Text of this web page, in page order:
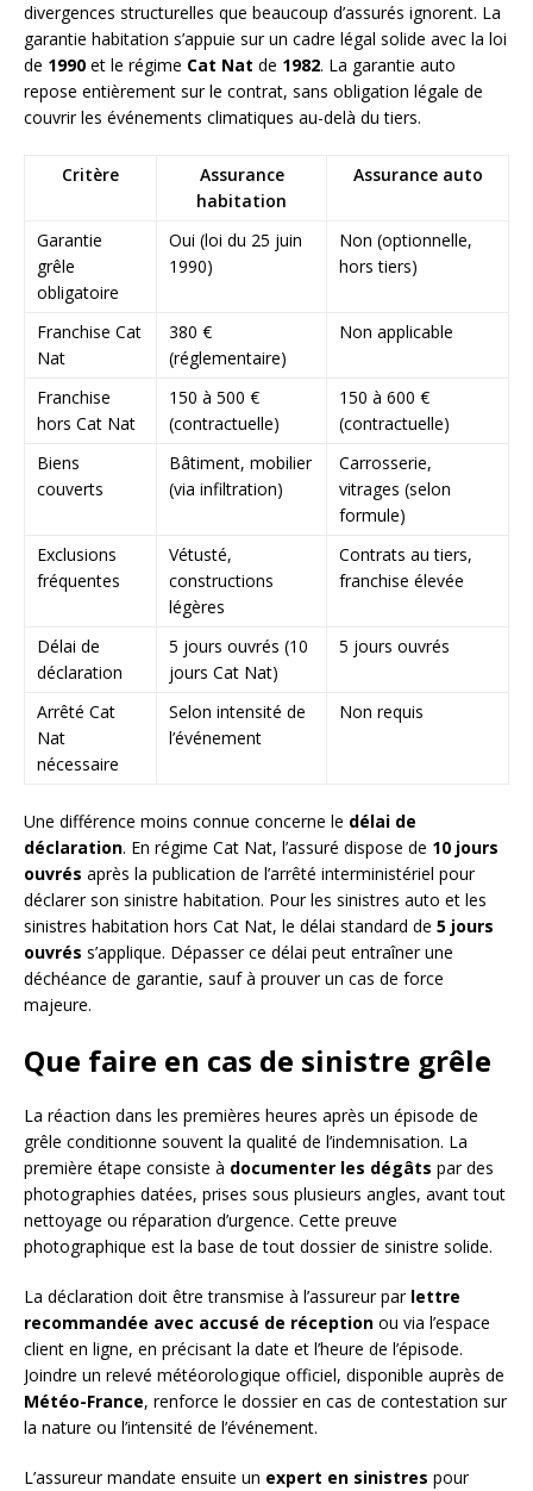
divergences structurelles que beaucoup d’assurés ignorent. La
garantie habitation s’appuie sur un cadre légal solide avec la loi
de 1990 et le régime Cat Nat de 1982. La garantie auto
repose entièrement sur le contrat, sans obligation légale de
couvrir les événements climatiques au-delà du tiers.
Critère
Assurance
habitation
Assurance auto
Garantie
grêle
obligatoire
Oui (loi du 25 juin
1990)
Non (optionnelle,
hors tiers)
Franchise Cat
Nat
380 €
(réglementaire)
Non applicable
Franchise
hors Cat Nat
150 à 500 €
(contractuelle)
150 à 600 €
(contractuelle)
Biens
couverts
Bâtiment, mobilier
(via infiltration)
Carrosserie,
vitrages (selon
formule)
Exclusions
fréquentes
Vétusté,
constructions
légères
Contrats au tiers,
franchise élevée
Délai de
déclaration
5 jours ouvrés (10
jours Cat Nat)
5 jours ouvrés
Arrêté Cat
Nat
nécessaire
Selon intensité de
l’événement
Non requis
Une différence moins connue concerne le délai de
déclaration. En régime Cat Nat, l’assuré dispose de 10 jours
ouvrés après la publication de l’arrêté interministériel pour
déclarer son sinistre habitation. Pour les sinistres auto et les
sinistres habitation hors Cat Nat, le délai standard de 5 jours
ouvrés s’applique. Dépasser ce délai peut entraîner une
déchéance de garantie, sauf à prouver un cas de force
majeure.
Que faire en cas de sinistre grêle
La réaction dans les premières heures après un épisode de
grêle conditionne souvent la qualité de l’indemnisation. La
première étape consiste à documenter les dégâts par des
photographies datées, prises sous plusieurs angles, avant tout
nettoyage ou réparation d’urgence. Cette preuve
photographique est la base de tout dossier de sinistre solide.
La déclaration doit être transmise à l’assureur par lettre
recommandée avec accusé de réception ou via l’espace
client en ligne, en précisant la date et l’heure de l’épisode.
Joindre un relevé météorologique officiel, disponible auprès de
Météo-France, renforce le dossier en cas de contestation sur
la nature ou l’intensité de l’événement.
L’assureur mandate ensuite un expert en sinistres pour